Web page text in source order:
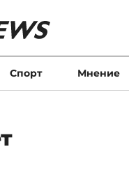
Спорт Мнение